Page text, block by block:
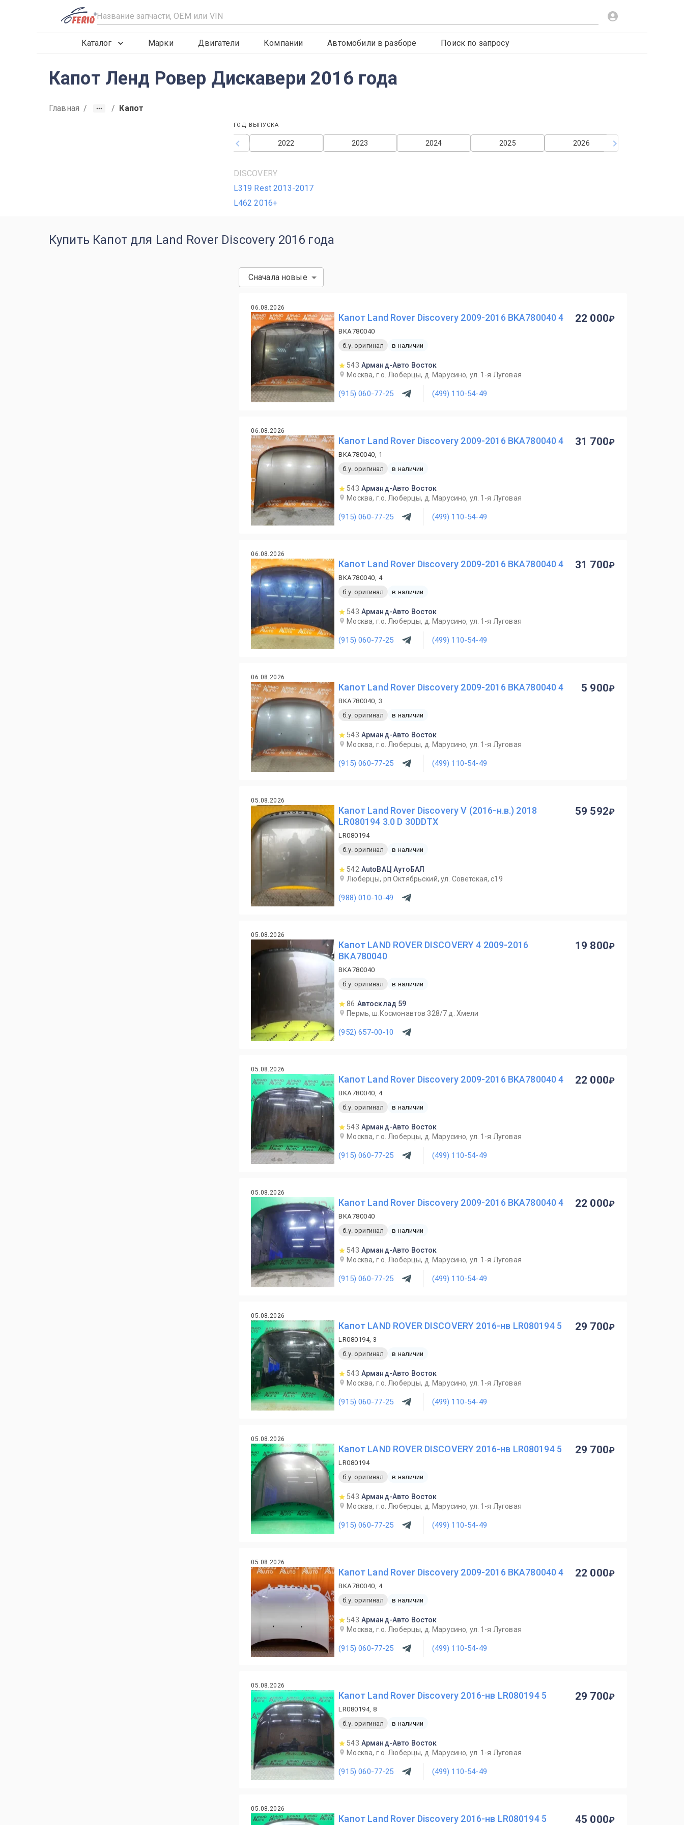
R
Каталог Марки Двигатели Компании Автомобили в разборе Поиск по запросу
Капот Ленд Ровер Дискавери 2016 года
Главная / / Капот
ГОД ВЫПУСКА
2026
2025
2024
2023
2022
DISCOVERY
L319 Rest 2013-2017
L462 2016+
Купить Капот для Land Rover Discovery 2016 года
Сначала новые
06.08.2026
Капот Land Rover Discovery 2009-2016 BKA780040 4
BKA780040
б.у. оригинал
в наличии
543 Арманд-Авто Восток
Москва, г.о. Люберцы, д. Марусино, ул. 1-я Луговая
(915) 060-77-25 (499) 110-54-49
22 000
06.08.2026
Капот Land Rover Discovery 2009-2016 BKA780040 4
BKA780040, 1
б.у. оригинал
в наличии
543 Арманд-Авто Восток
Москва, г.о. Люберцы, д. Марусино, ул. 1-я Луговая
(915) 060-77-25 (499) 110-54-49
31 700
06.08.2026
Капот Land Rover Discovery 2009-2016 BKA780040 4
BKA780040, 4
б.у. оригинал
в наличии
543 Арманд-Авто Восток
Москва, г.о. Люберцы, д. Марусино, ул. 1-я Луговая
(915) 060-77-25 (499) 110-54-49
31 700
06.08.2026
Капот Land Rover Discovery 2009-2016 BKA780040 4
BKA780040, 3
б.у. оригинал
в наличии
543 Арманд-Авто Восток
Москва, г.о. Люберцы, д. Марусино, ул. 1-я Луговая
(915) 060-77-25 (499) 110-54-49
5 900
05.08.2026
Капот Land Rover Discovery V (2016-н.в.) 2018
LR080194 3.0 D 30DDTX
LR080194
б.у. оригинал
в наличии
542 AutoBAL| АутоБАЛ
Люберцы, рп Октябрьский, ул. Советская, с19
(988) 010-10-49
59 592
05.08.2026
Капот LAND ROVER DISCOVERY 4 2009-2016
BKA780040
BKA780040
б.у. оригинал
в наличии
86 Автосклад 59
Пермь, ш.Космонавтов 328/7 д. Хмели
(952) 657-00-10
19 800
05.08.2026
Капот Land Rover Discovery 2009-2016 BKA780040 4
BKA780040, 4
б.у. оригинал
в наличии
543 Арманд-Авто Восток
Москва, г.о. Люберцы, д. Марусино, ул. 1-я Луговая
(915) 060-77-25 (499) 110-54-49
22 000
05.08.2026
Капот Land Rover Discovery 2009-2016 BKA780040 4
BKA780040
б.у. оригинал
в наличии
543 Арманд-Авто Восток
Москва, г.о. Люберцы, д. Марусино, ул. 1-я Луговая
(915) 060-77-25 (499) 110-54-49
22 000
05.08.2026
Капот LAND ROVER DISCOVERY 2016-нв LR080194 5
LR080194, 3
б.у. оригинал
в наличии
543 Арманд-Авто Восток
Москва, г.о. Люберцы, д. Марусино, ул. 1-я Луговая
(915) 060-77-25 (499) 110-54-49
29 700
05.08.2026
Капот LAND ROVER DISCOVERY 2016-нв LR080194 5
LR080194
б.у. оригинал
в наличии
543 Арманд-Авто Восток
Москва, г.о. Люберцы, д. Марусино, ул. 1-я Луговая
(915) 060-77-25 (499) 110-54-49
29 700
05.08.2026
Капот Land Rover Discovery 2009-2016 BKA780040 4
BKA780040, 4
б.у. оригинал
в наличии
543 Арманд-Авто Восток
Москва, г.о. Люберцы, д. Марусино, ул. 1-я Луговая
(915) 060-77-25 (499) 110-54-49
22 000
05.08.2026
Капот Land Rover Discovery 2016-нв LR080194 5
LR080194, 8
б.у. оригинал
в наличии
543 Арманд-Авто Восток
Москва, г.о. Люберцы, д. Марусино, ул. 1-я Луговая
(915) 060-77-25 (499) 110-54-49
29 700
05.08.2026
Капот Land Rover Discovery 2016-нв LR080194 5 45 000